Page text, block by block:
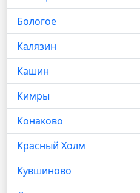
Бологое
Калязин
Кашин
Кимры
Конаково
Красный Холм
Кувшиново